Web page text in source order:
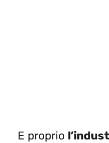
E proprio